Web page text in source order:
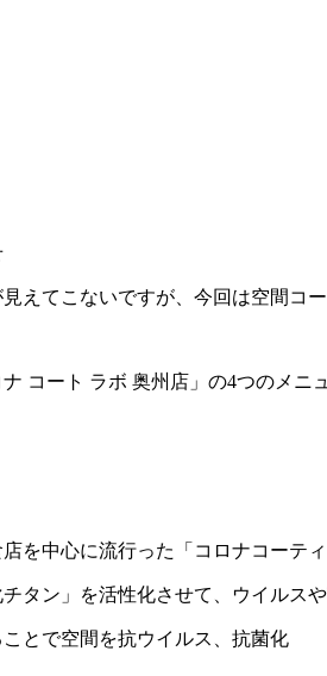
えてこないですが、今回は空間コ
コート ラボ 奥州店」の4つのメニ
を中心に流行った「コロナコーテ
タン」を活性化させて、ウイルス
とで空間を抗ウイルス、抗菌化